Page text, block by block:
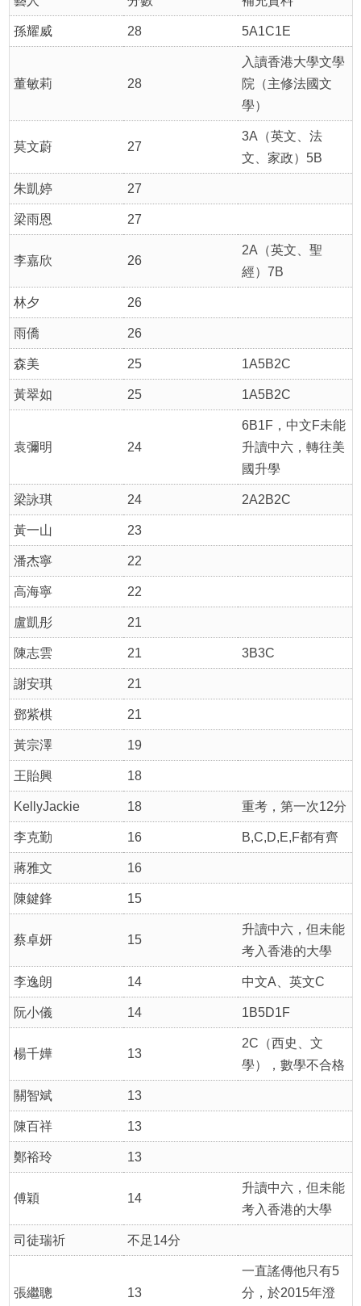
孫耀威 28 5A1C1E
董敏莉 28
入讀香港大學文學
院（主修法國文
學）
莫文蔚 27
3A（英文、法
文、家政）5B
朱凱婷 27
梁雨恩 27
李嘉欣 26
2A（英文、聖
經）7B
林夕 26
雨僑 26
森美 25 1A5B2C
黃翠如 25 1A5B2C
袁彌明 24
6B1F，中文F未能
升讀中六，轉往美
國升學
梁詠琪 24 2A2B2C
黃一山 23
潘杰寧 22
高海寧 22
盧凱彤 21
陳志雲 21 3B3C
謝安琪 21
鄧紫棋 21
黃宗澤 19
王貽興 18
KellyJackie 18 重考，第一次12分
李克勤 16 B,C,D,E,F都有齊
蔣雅文 16
陳鍵鋒 15
蔡卓妍 15
升讀中六，但未能
考入香港的大學
李逸朗 14 中文A、英文C
阮小儀 14 1B5D1F
楊千嬅 13
2C（西史、文
學），數學不合格
關智斌 13
陳百祥 13
鄭裕玲 13
傅穎 14
升讀中六，但未能
考入香港的大學
司徒瑞祈 不足14分
張繼聰 13
一直謠傳他只有5
分，於2015年澄